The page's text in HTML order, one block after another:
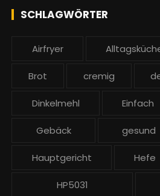
:
e SCHLAGWÖRTER
Airfryer
Brot cremig
Dinkelmehl Einfach
Gebäck gesund
Hauptgericht Hefe
HP5031